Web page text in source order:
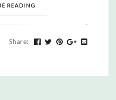
READING
Share: